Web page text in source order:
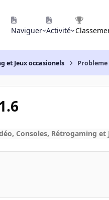
Naviguer Activité
et Jeux occasionels Probleme
Consoles, Rétrogaming et